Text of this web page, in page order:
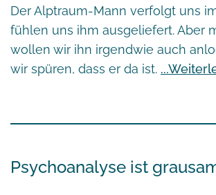
Der Alptraum-Mann verfolgt uns
fühlen uns ihm ausgeliefert. Aber
wollen wir ihn irgendwie auch
wir spüren, dass er da ist.
Psychoanalyse ist